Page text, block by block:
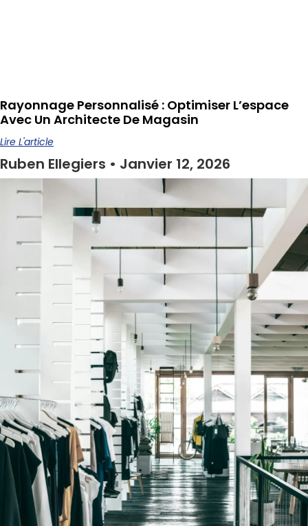
Rayonnage Personnalisé : Optimiser L’espace
Avec Un Architecte De Magasin
Lire L'article
Ruben Ellegiers Janvier 12, 2026